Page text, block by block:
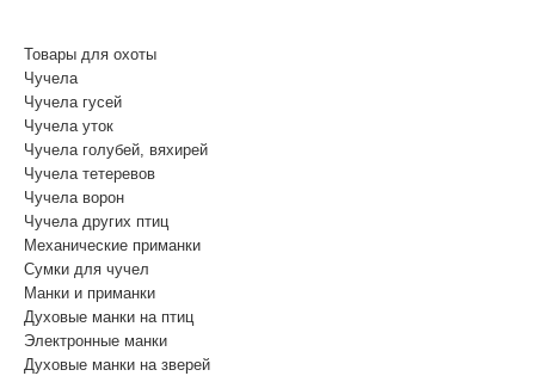
Товары для охоты
Чучела
Чучела гусей
Чучела уток
Чучела голубей, вяхирей
Чучела тетеревов
Чучела ворон
Чучела других птиц
Механические приманки
Сумки для чучел
Манки и приманки
Духовые манки на птиц
Электронные манки
Духовые манки на зверей